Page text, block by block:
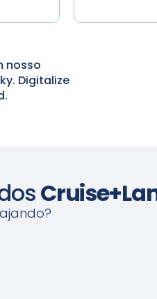
nosso
Digitalize